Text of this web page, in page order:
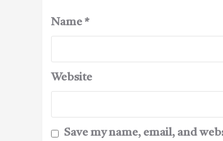
Name *
Website
Save my name, email, and